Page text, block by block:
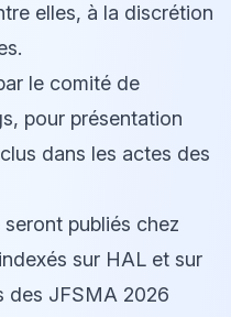
elles, à la discrétion
le comité de
pour présentation
dans les actes des
publiés chez
sur HAL et sur
des JFSMA 2026